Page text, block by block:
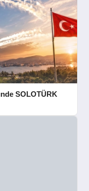
SOLOTÜRK